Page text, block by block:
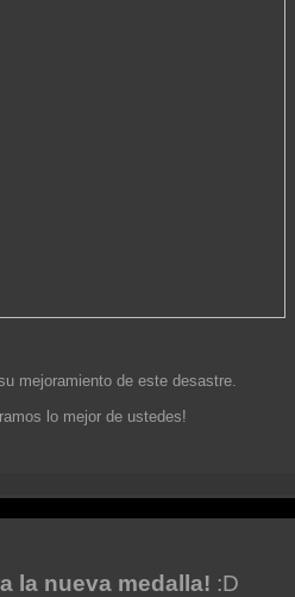
mejoramiento de este desastre.
lo mejor de ustedes!
la nueva meda lla! :D